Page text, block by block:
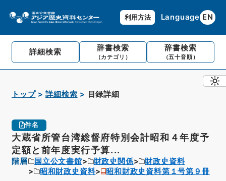
利用方法 Language EN
詳細検索 辞書検索
（カテゴリ）
辞書検索
（五十音順）
トップ 詳細検索 目録詳細
件名
大蔵省所管台湾総督府特別会計昭和４年度予
定額と前年度実行予算...
階層 国立公文書館 財政史関係
財政史資料
昭和財政史資料
昭和財政史資料第１号第９冊